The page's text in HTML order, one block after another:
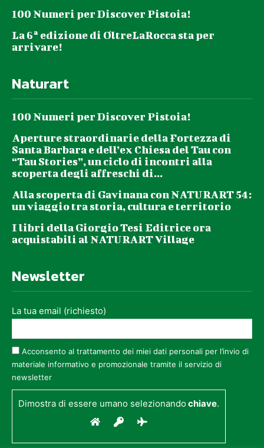
100 Numeri per Discover Pistoia!
La 6ª edizione di OltreLaRocca sta per
arrivare!
Naturart
100 Numeri per Discover Pistoia!
Aperture straordinarie della Fortezza di
Santa Barbara e dell’ex Chiesa del Tau con
“Tau Stories”, un ciclo di incontri alla
scoperta degli affreschi di...
Alla scoperta di Gavinana con NATURART 54:
un viaggio tra storia, cultura e territorio
I libri della Giorgio Tesi Editrice ora
acquistabili al NATURART Village
Newsletter
La tua email (richiesto)
Acconsento al trattamento dei miei dati personali per l’invio di
materiale informativo e promozionale tramite il servizio di
newsletter
Dimostra di essere umano selezionandochiave.